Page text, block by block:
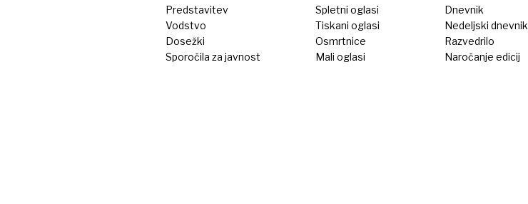
Predstavitev
Vodstvo
Dosežki
Sporočila za javnost
Spletni oglasi
Tiskani oglasi
Osmrtnice
Mali oglasi
Dnevnik
Nedeljski dnevnik
Razvedrilo
Naročanje edicij